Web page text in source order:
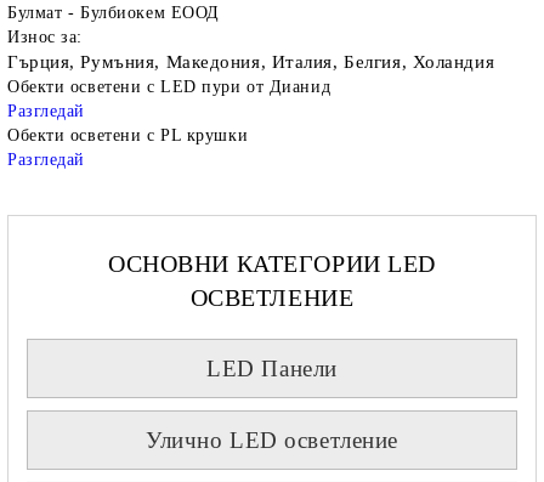
Булмат - Булбиокем ЕООД
Износ за:
Гърция, Румъния, Македония, Италия, Белгия, Холандия
Обекти осветени с LED пури от Дианид
Разгледай
Обекти осветени с PL крушки
Разгледай
ОСНОВНИ КАТЕГОРИИ LED
ОСВЕТЛЕНИЕ
LED Панели
Улично LED осветление